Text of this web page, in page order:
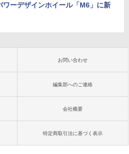
ワーデザインホイール「M6」に新
お問い合わせ
編集部へのご連絡
会社概要
特定商取引法に基づく表示